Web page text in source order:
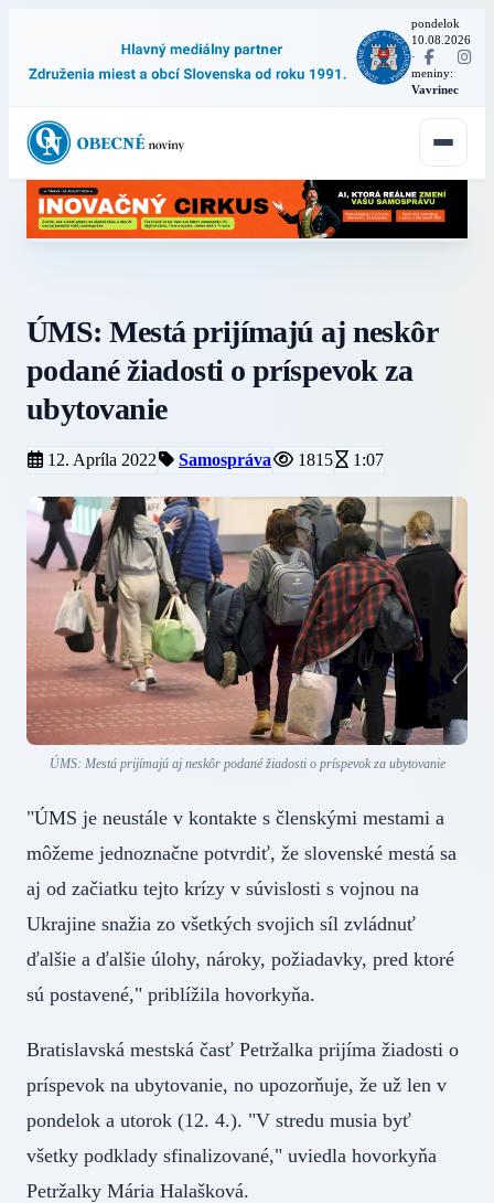
pondelok
10.08.2026
·
meniny:
Vavrinec
ÚMS: Mestá prijímajú aj neskôr
podané žiadosti o príspevok za
ubytovanie
12. Apríla 2022 Samospráva 1815 1:07
ÚMS: Mestá prijímajú aj neskôr podané žiadosti o príspevok za ubytovanie
"ÚMS je neustále v kontakte s členskými mestami a
môžeme jednoznačne potvrdiť, že slovenské mestá sa
aj od začiatku tejto krízy v súvislosti s vojnou na
Ukrajine snažia zo všetkých svojich síl zvládnuť
ďalšie a ďalšie úlohy, nároky, požiadavky, pred ktoré
sú postavené," priblížila hovorkyňa.
Bratislavská mestská časť Petržalka prijíma žiadosti o
príspevok na ubytovanie, no upozorňuje, že už len v
pondelok a utorok (12. 4.). "V stredu musia byť
všetky podklady sfinalizované," uviedla hovorkyňa
Petržalky Mária Halašková.